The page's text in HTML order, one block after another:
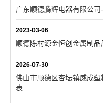
广东顺德腾辉电器有限公
2023-03-06
顺德陈村源金恒创金属制
2026-07-30
佛山市顺德区杏坛镇威成
表